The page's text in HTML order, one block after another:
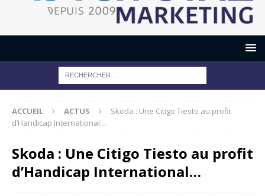
ACCUEIL ACTUS
Skoda : Une Citigo Tiesto au profit
d’Handicap International…
Skoda : Une Citigo Tiesto au profit
d’Handicap International…